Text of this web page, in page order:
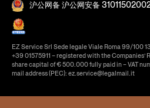
沪公网备 沪公网安备
EZ Service Srl Sede legale Viale Roma 99/100
+39 01575911 – registered with the
share capital of € 500.000 fully paid in – VAT
mail address (PEC): ez.service@legalmail.it